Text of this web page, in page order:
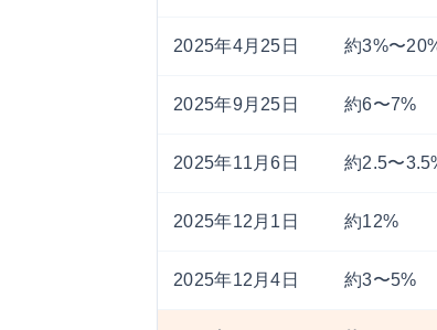
2025年4月25日 約3%〜
2025年9月25日 約6〜7%
2025年11月6日 約2.5〜
2025年12月1日 約12%
2025年12月4日 約3〜5%